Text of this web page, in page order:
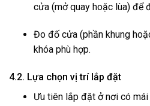
cửa (mở quay hoặc lùa) để
Đo đố cửa (phần khung
khóa phù hợp.
4.2. Lựa chọn vị trí lắp đặt
Ưu tiên lắp đặt ở nơi có